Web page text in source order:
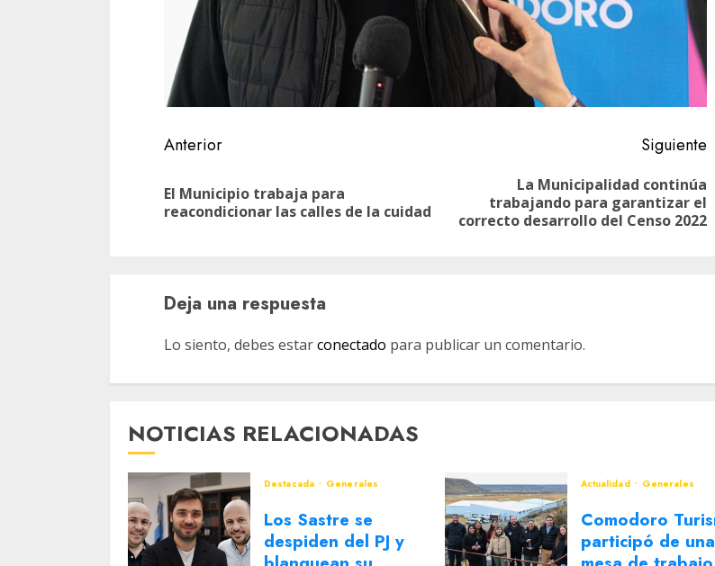
Navegación
entradas
Anterior
Entrada
anterior:
El Municipio trabaja para
reacondicionar las calles de la cuidad
Siguiente
Siguiente
entrada:
La Municipalidad continúa
trabajando para garantizar el
correcto desarrollo del Censo 2022
Deja una respuesta
Lo siento, debes estarconectado para publicar un comentario.
NOTICIAS RELACIONADAS
Destacada Generales
Los Sastre se
despiden del PJ y
Actualidad Generales
Comodoro
participó de una